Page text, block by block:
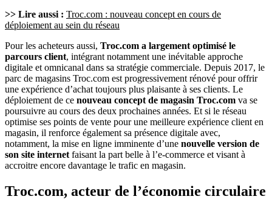
>> Lire aussi : Troc.com : nouveau concept en cours de
déploiement au sein du réseau
Pour les acheteurs aussi, Troc.com a largement optimisé le
parcours client, intégrant notamment une inévitable approche
digitale et omnicanal dans sa stratégie commerciale. Depuis 2017, le
parc de magasins Troc.com est progressivement rénové pour offrir
une expérience d’achat toujours plus plaisante à ses clients. Le
déploiement de ce nouveau concept de magasin Troc.com va se
poursuivre au cours des deux prochaines années. Et si le réseau
optimise ses points de vente pour une meilleure expérience client en
magasin, il renforce également sa présence digitale avec,
notamment, la mise en ligne imminente d’une nouvelle version de
son site internet faisant la part belle à l’e-commerce et visant à
accroitre encore davantage le trafic en magasin.
Troc.com, acteur de l’économie circulaire